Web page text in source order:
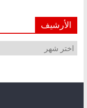
الأرشيف
الأرشيف